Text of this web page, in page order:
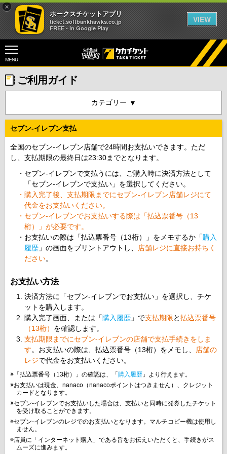
×
ホークスチケットアプリ
ticket.softbankhawks.co.jp
FREE - In Google Play
VIEW
MENU
ご利用ガイド
カテゴリー
セブン-イレブン支払
全国のセブン-イレブン店舗で24時間お支払いできます。ただ
し、支払期限の最終日は23:30までとなります。
セブン-イレブンで支払うには、ご購入時に決済方法として
「セブン-イレブンで支払い」を選択してください。
購入完了後、支払期限までにセブン-イレブン店舗レジにて
代金をお支払いください。
セブン-イレブンでお支払いする際は「払込票番号（13
桁）」が必要です。
お支払いの際は「払込票番号（13桁）」をメモするか「購入
履歴 」の画面をプリントアウトし、 店舗レジに直接お持ちく
ださい。
お支払い方法
決済方法に「セブン-イレブンでお支払い」を選択し、チケ
ットを購入します。
購入完了画面、または「購入履歴 」で支払期限と払込票番号
（13桁） を確認します。
支払期限までにセブン-イレブンの店舗で支払手続きをしま
す。お支払いの際は、払込票番号（13桁）をメモし、 店舗の
レジで代金をお支払いください。
※「払込票番号（13桁）」の確認は、「 購入履歴 」より行えます。
※お支払いは現金、nanaco（nanacoポイントはつきません）、クレジット
カードとなります。
※セブン-イレブンでお支払いした場合は、支払いと同時に発券したチケット
を受け取ることができます。
※セブン-イレブンのレジでのお支払いとなります。マルチコピー機は使用し
ません。
※店員に「インターネット購入」である旨をお伝えいただくと、手続きがス
ムーズに進みます。